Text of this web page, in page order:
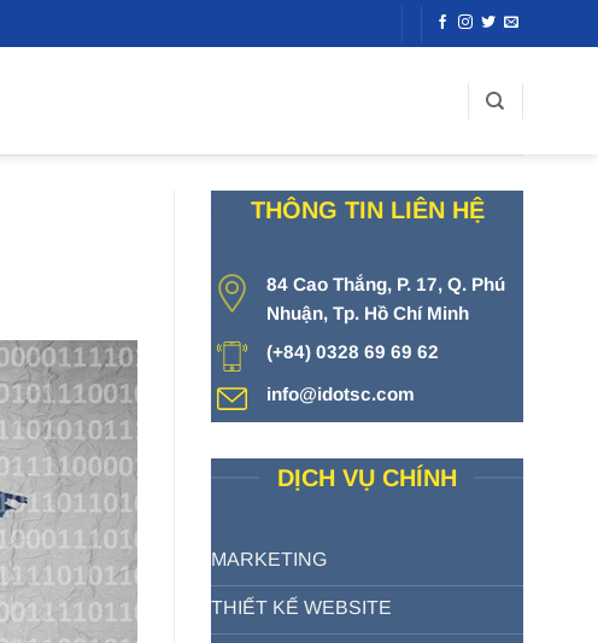
THÔNG TIN LIÊN HỆ
84 Cao Thắng, P. 17, Q. Phú
Nhuận, Tp. Hồ Chí Minh
(+84) 0328 69 69 62
info@idotsc.com
DỊCH VỤ CHÍNH
MARKETING
THIẾT KẾ WEBSITE